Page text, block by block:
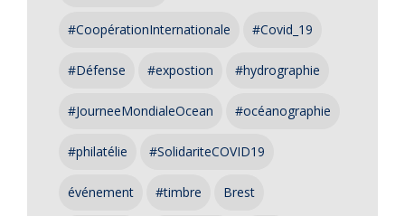
#CoopérationInternationale #Covid_19
#Défense #expostion #hydrographie
#JourneeMondialeOcean #océanographie
#philatélie #SolidariteCOVID19
événement #timbre Brest